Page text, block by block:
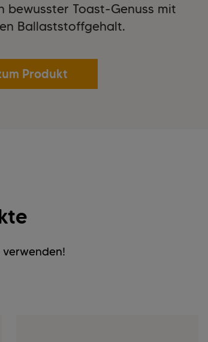
bewusster Toast-Genuss mit
Ballaststoffgehalt.
Produkt